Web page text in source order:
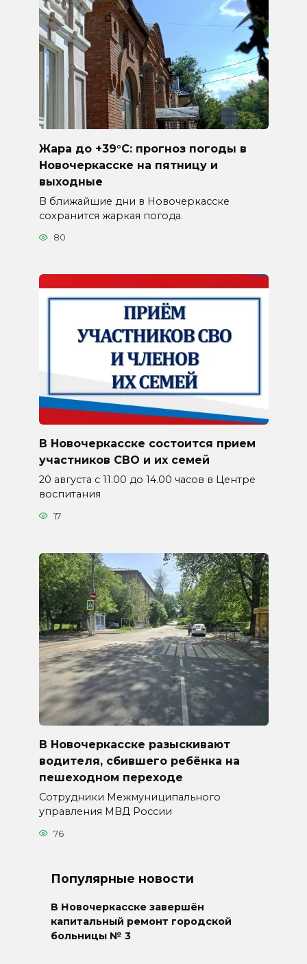
Жара до +39°C: прогноз погоды в
Новочеркасске на пятницу и
выходные
В ближайшие дни в Новочеркасске
сохранится жаркая погода.
80
В Новочеркасске состоится прием
участников СВО и их семей
20 августа с 11.00 до 14.00 часов в Центре
воспитания
17
В Новочеркасске разыскивают
водителя, сбившего ребёнка на
пешеходном переходе
Сотрудники Межмуниципального
управления МВД России
76
Популярные новости
В Новочеркасске завершён
капитальный ремонт городской
больницы № 3